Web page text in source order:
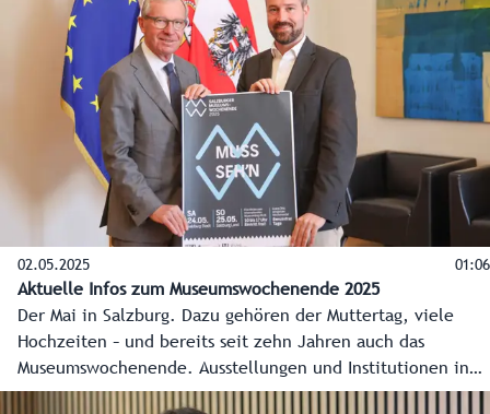
02.05.2025 01:06
Aktuelle Infos zum Museumswochenende 2025
Der Mai in Salzburg. Dazu gehören der Muttertag, viele
Hochzeiten – und bereits seit zehn Jahren auch das
Museumswochenende. Ausstellungen und Institutionen in
Stadt und Land Salzburg öffnen heuer am 24. und 25. Mai